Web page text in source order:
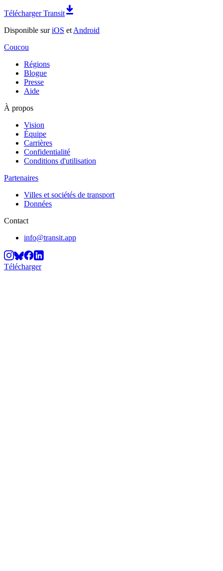
Télécharger Transit
Disponible suriOS et Android
Coucou
Régions
Blogue
Presse
Aide
À propos
Vision
Équipe
Carrières
Confidentialité
Conditions d'utilisation
Partenaires
Villes et sociétés de transport
Données
Contact
info@transit.app
Télécharger